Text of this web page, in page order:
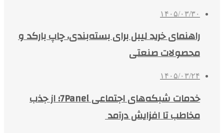
۱۴۰۵/۰۳/۳۰
راهنمای خرید لیبل برای بسته‌بندی، چاپ بارکد و
محصولات صنعتی
۱۴۰۵/۰۳/۲۴
خدمات شبکه‌های اجتماعی 7Panel؛ از جذب
مخاطب تا افزایش درآمد